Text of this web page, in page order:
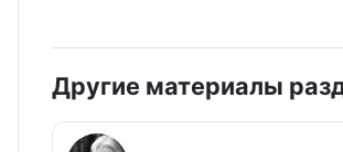
Другие материалы